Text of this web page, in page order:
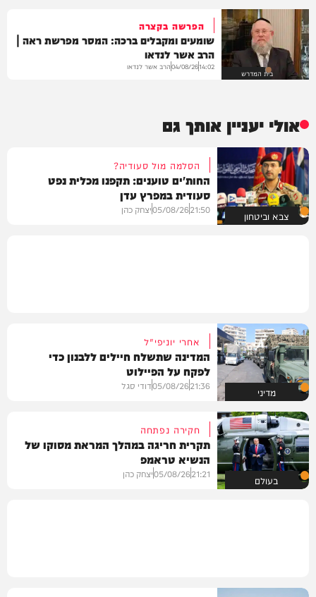
בית המדרש
הפרשה בקצרה
שומעים ומקבלים ברכה: המסר מפרשת ראה |
הרב אשר לנדאו
14:02
04/08/26הרב אשר לנדאו
אולי יעניין אותך גם
צבא וביטחון
הסלמה מול סעודיה?
החות'ים טוענים: תקפנו מכלית נפט
סעודית במפרץ עדן
21:50
05/08/26יצחק כהן
מדיני
אחרי יוניפי"ל
המדינה שתשלח חיילים ללבנון כדי
לפקח על הפיילוט
21:36
05/08/26דודי סגל
בעולם
חקירה נפתחה
תקרית חריגה במהלך המראת מסוקו של
הנשיא טראמפ
21:21
05/08/26יצחק כהן